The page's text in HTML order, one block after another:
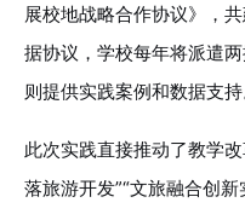
展校地战略合作协议》，
据协议，学校每年将派遣
则提供实践案例和数据支持
此次实践直接推动了教学
落旅游开发”“文旅融合创